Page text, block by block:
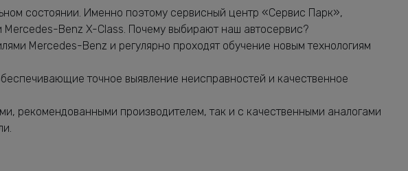
от 3080 руб.
от 2240 руб.
от 2400 руб.
состоянии. Именно поэтому сервисный центр «Сервис Парк»,
Benz X-Class. Почему выбирают наш автосервис?
Mercedes-Benz и регулярно проходят обучение новым технологиям
точное выявление неисправностей и качественное
рекомендованными производителем, так и с качественными аналогами